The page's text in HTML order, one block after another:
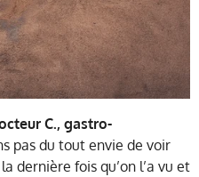
C., gastro-
pas du tout envie de voir
dernière fois qu’on l’a vu et